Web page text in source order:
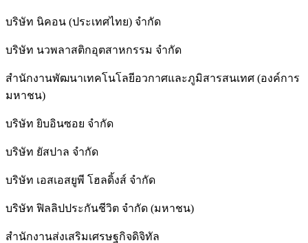
บริษัท นิคอน (ประเทศไทย) จำกัด
บริษัท นวพลาสติกอุตสาหกรรม จำกัด
สำนักงานพัฒนาเทคโนโลยีอวกาศและภูมิสารสนเทศ (องค์การ
มหาชน)
บริษัท ยิบอินซอย จำกัด
บริษัท ยัสปาล จำกัด
บริษัท เอสเอสยูพี โฮลดิ้งส์ จำกัด
บริษัท ฟิลลิปประกันชีวิต จำกัด (มหาชน)
สํานักงานส่งเสริมเศรษฐกิจดิจิทัล